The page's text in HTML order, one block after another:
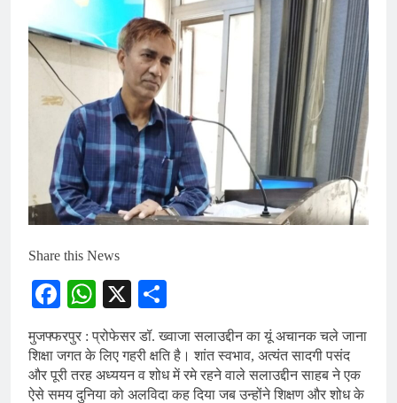
Share this News
Facebook
WhatsApp
X
मुजफ्फरपुर : प्रोफेसर डॉ. ख्वाजा सलाउद्दीन का यूं अचानक चले जाना
शिक्षा जगत के लिए गहरी क्षति है। शांत स्वभाव, अत्यंत सादगी पसंद
और पूरी तरह अध्ययन व शोध में रमे रहने वाले सलाउद्दीन साहब ने एक
ऐसे समय दुनिया को अलविदा कह दिया जब उन्होंने शिक्षण और शोध के